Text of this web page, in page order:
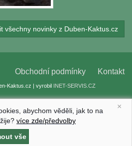
všechny novinky z Duben-Kaktus.cz
Obchodní podmínky Kontakt
Kaktus.cz | vyrobil INET-SERVIS.CZ
×
abychom věděli, jak to na
více zde/předvolby